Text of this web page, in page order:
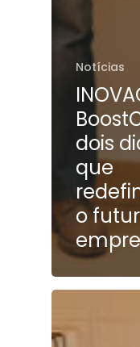
Notícias
dois
que
o